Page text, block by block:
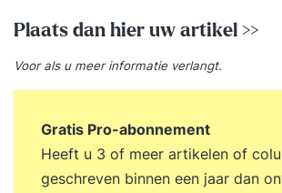
Plaats dan hier uw artikel >>
Voor als u meer informatieverlangt.
Gratis Pro-abonnement
Heeft u 3 of meer artikelen of
geschreven binnen een jaar dan